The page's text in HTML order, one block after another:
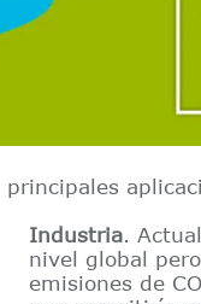
principales
Industria.
nivel global
emisiones de